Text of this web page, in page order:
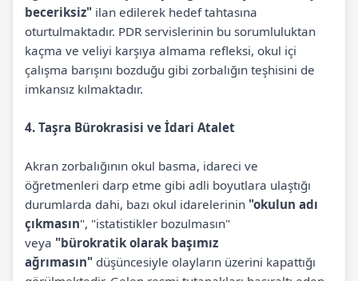
beceriksiz" ilan edilerek hedef tahtasına
oturtulmaktadır. PDR servislerinin bu sorumluluktan
kaçma ve veliyi karşıya almama refleksi, okul içi
çalışma barışını bozduğu gibi zorbalığın teşhisini de
imkansız kılmaktadır.
4. Taşra Bürokrasisi ve İdari Atalet
Akran zorbalığının okul basma, idareci ve
öğretmenleri darp etme gibi adli boyutlara ulaştığı
durumlarda dahi, bazı okul idarelerinin "okulun adı
çıkmasın", "istatistikler bozulmasın"
veya "bürokratik olarak başımız
ağrımasın" düşüncesiyle olayların üzerini kapattığı